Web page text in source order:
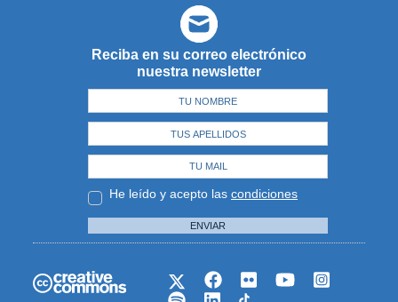
Reciba en su correo electrónico
nuestra newsletter
He leído y acepto las condiciones
ENVIAR